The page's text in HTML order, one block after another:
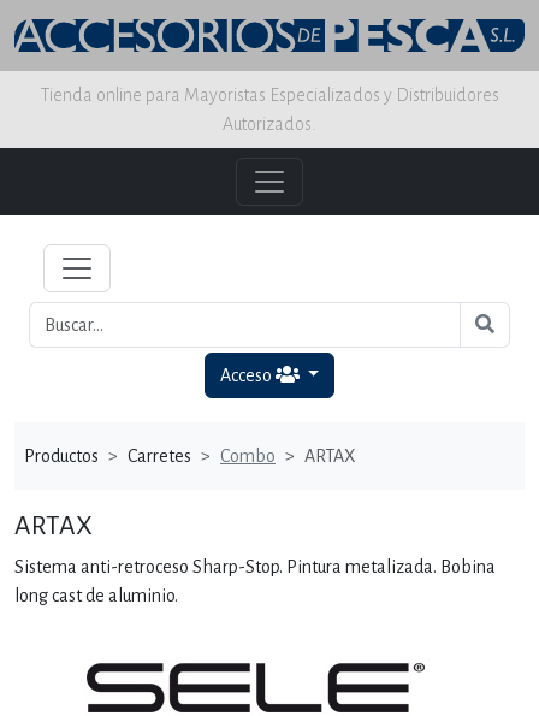
Tienda online para Mayoristas Especializados y Distribuidores
Autorizados.
Acceso
Productos Carretes Combo ARTAX
ARTAX
Sistema anti-retroceso Sharp-Stop. Pintura metalizada. Bobina
long cast de aluminio.